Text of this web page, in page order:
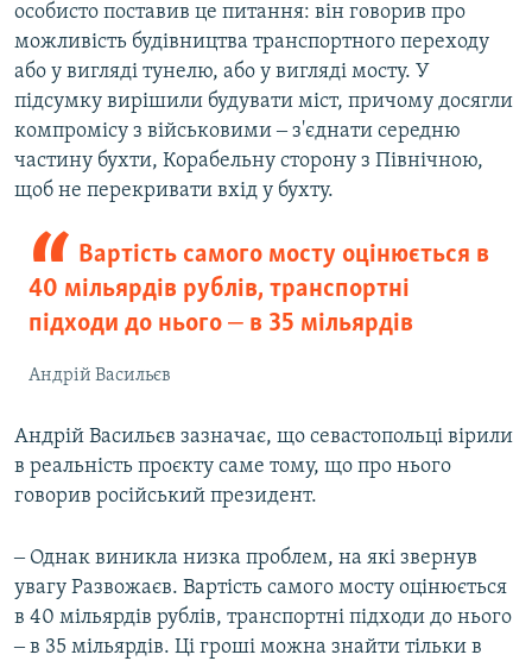
особисто поставив це питання: він говорив про
можливість будівництва транспортного переходу
або у вигляді тунелю, або у вигляді мосту. У
підсумку вирішили будувати міст, причому досягли
компромісу з військовими ‒ з'єднати середню
частину бухти, Корабельну сторону з Північною,
щоб не перекривати вхід у бухту.
Вартість самого мосту оцінюється в
40 мільярдів рублів, транспортні
підходи до нього ‒ в 35 мільярдів
Андрій Васильєв
Андрій Васильєв зазначає, що севастопольці вірили
в реальність проєкту саме тому, що про нього
говорив російський президент.
‒ Однак виникла низка проблем, на які звернув
увагу Развожаєв. Вартість самого мосту оцінюється
в 40 мільярдів рублів, транспортні підходи до нього
‒ в 35 мільярдів. Ці гроші можна знайти тільки в